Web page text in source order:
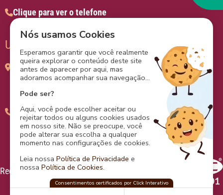
Clique para ver o telefone
Unidade
Av. Juracy Magalhães Júnior, 2096 - Centro Médico
Aliança, sala 607 -
Rio Vermelho - Salvador - BA
Clique para ver o telefone
Redes Sociais
Nós usamos Cookies
Esperamos garantir que você realmente
queira explorar o conteúdo deste site
antes de aparecer por aqui, mas
adoramos acompanhar sua navegação...
Pode ser?
Aqui, você pode escolher aceitar ou
rejeitar todos ou alguns cookies usados
em nosso site. Não se preocupe, você
pode alterar sua escolha a qualquer
momento nas configurações de cookies.
Leia nossa Política de Privacidade e
nossa Política de Cookies.
Consentimentos certificados por Click Interativo
Noobaconfia naClick Interativo para proteger sua